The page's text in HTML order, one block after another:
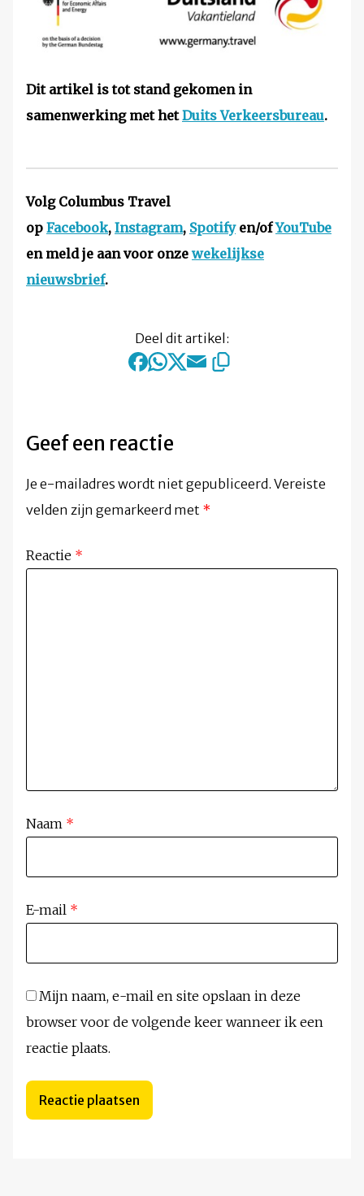
Dit artikel is tot stand gekomen in
samenwerking met hetDuits Verkeersbureau.
Volg Columbus Travel
op Facebook, Instagram, Spotifyen/ofYouTube
en meld je aan voor onze wekelijkse
nieuwsbrief.
Deel dit artikel:
Geef een reactie
Je e-mailadres wordt niet gepubliceerd. Vereiste
velden zijn gemarkeerd met *
Reactie *
Naam *
E-mail *
Mijn naam, e-mail en site opslaan in deze
browser voor de volgende keer wanneer ik een
reactie plaats.